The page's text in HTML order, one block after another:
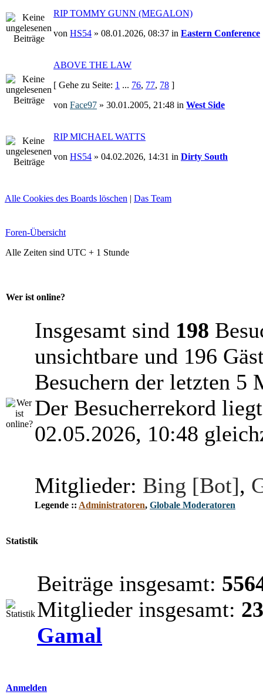
RIP TOMMY GUNN (MEGALON)
von HS54 » 08.01.2026, 08:37 in Eastern Conference
ABOVE THE LAW
[ Gehe zu Seite: 1 ... 76, 77, 78 ]
von Face97 » 30.01.2005, 21:48 in West Side
RIP MICHAEL WATTS
von HS54 » 04.02.2026, 14:31 in Dirty South
Alle Cookies des Boards löschen | Das Team
Foren-Übersicht
Alle Zeiten sind UTC + 1 Stunde
Wer ist online?
Insgesamt sind 198
unsichtbare und 196
Besuchern der letzten 5
Der Besucherrekord
02.05.2026, 10:48
Mitglieder: Bing [Bot],
Legende :: Administratoren, Globale Moderatoren
Statistik
Beiträge insgesamt:
Mitglieder insgesamt:
Gamal
Anmelden